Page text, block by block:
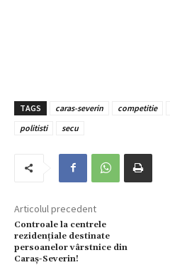
TAGS caras-severin competitie
politisti
secu
Articolul precedent
Controale la centrele
rezidențiale destinate
persoanelor vârstnice din
Caraș-Severin!